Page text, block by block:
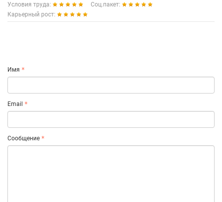
Условия труда:
Соц.пакет:
Карьерный рост:
Имя
Email
Сообщение